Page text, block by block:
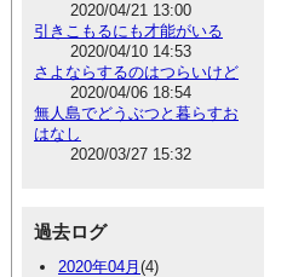
2020/04/21 13:00
引きこもるにも才能がいる
2020/04/10 14:53
さよならするのはつらいけど
2020/04/06 18:54
無人島でどうぶつと暮らすお
はなし
2020/03/27 15:32
過去ログ
2020年04月 (4)